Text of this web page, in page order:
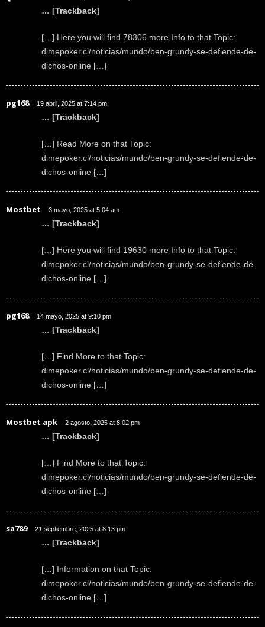
… [Trackback]
[…] Here you will find 78306 more Info to that Topic:
dimepoker.cl/noticias/mundo/ben-grundy-se-defiende-de-
dichos-online […]
pg168 19 abril, 2025 at 7:14 pm
… [Trackback]
[…] Read More on that Topic:
dimepoker.cl/noticias/mundo/ben-grundy-se-defiende-de-
dichos-online […]
Mostbet 3 mayo, 2025 at 5:04 am
… [Trackback]
[…] Here you will find 19630 more Info to that Topic:
dimepoker.cl/noticias/mundo/ben-grundy-se-defiende-de-
dichos-online […]
pg168 14 mayo, 2025 at 9:10 pm
… [Trackback]
[…] Find More to that Topic:
dimepoker.cl/noticias/mundo/ben-grundy-se-defiende-de-
dichos-online […]
Mostbet apk 2 agosto, 2025 at 8:02 pm
… [Trackback]
[…] Find More to that Topic:
dimepoker.cl/noticias/mundo/ben-grundy-se-defiende-de-
dichos-online […]
sa789 21 septiembre, 2025 at 8:13 pm
… [Trackback]
[…] Information on that Topic:
dimepoker.cl/noticias/mundo/ben-grundy-se-defiende-de-
dichos-online […]